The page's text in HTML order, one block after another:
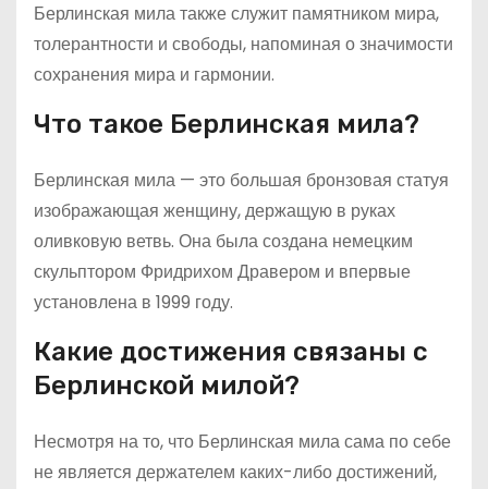
Берлинская мила также служит памятником мира,
толерантности и свободы, напоминая о значимости
сохранения мира и гармонии.
Что такое Берлинская мила?
Берлинская мила — это большая бронзовая статуя
изображающая женщину, держащую в руках
оливковую ветвь. Она была создана немецким
скульптором Фридрихом Дравером и впервые
установлена в 1999 году.
Какие достижения связаны с
Берлинской милой?
Несмотря на то, что Берлинская мила сама по себе
не является держателем каких-либо достижений,